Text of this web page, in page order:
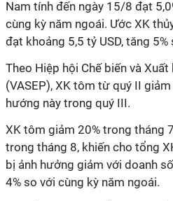
Nam tính đến ngày 15/8 đạt
cùng kỳ năm ngoái. Ước XK
đạt khoảng 5,5 tỷ USD, tăng
Theo Hiệp hội Chế biến và
(VASEP), XK tôm từ quý II
hướng này trong quý III.
XK tôm giảm 20% trong tháng
trong tháng 8, khiến cho tổng
bị ảnh hưởng giảm với doanh
4% so với cùng kỳ năm ngoái.